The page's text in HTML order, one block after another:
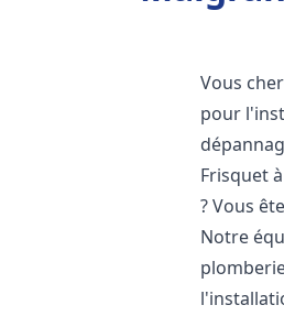
Vous
pour
Frisquet à
? Vous
Notre